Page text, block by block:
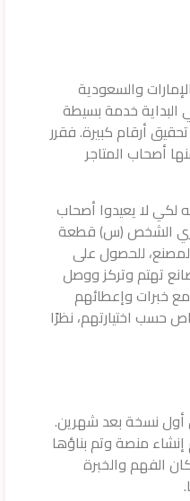
والسعودية
البداية خدمة بسيطة
أرقام كبيرة. فقرر
أصحاب المتاجر
لكي لا يعيدوا أصحاب
الشخص (س) قطعة
للحصول على
تهتم وتركز ووصل
مع خبرات وإعطائهم
حسب اختيارتهم، نظرًا
إلى قنوات وتم تسجيله في مايو 2017، وتم إطلاق أول نسخة بعد شهرين.
منصة وتم بناؤها
كان الفهم والخبرة